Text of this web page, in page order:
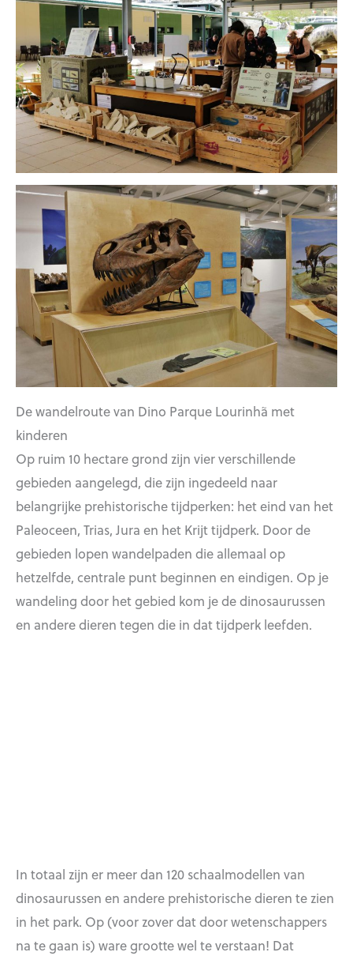
De wandelroute van Dino Parque Lourinhã met
kinderen
Op ruim 10 hectare grond zijn vier verschillende
gebieden aangelegd, die zijn ingedeeld naar
belangrijke prehistorische tijdperken: het eind van het
Paleoceen, Trias, Jura en het Krijt tijdperk. Door de
gebieden lopen wandelpaden die allemaal op
hetzelfde, centrale punt beginnen en eindigen. Op je
wandeling door het gebied kom je de dinosaurussen
en andere dieren tegen die in dat tijdperk leefden.
In totaal zijn er meer dan 120 schaalmodellen van
dinosaurussen en andere prehistorische dieren te zien
in het park. Op (voor zover dat door wetenschappers
na te gaan is) ware grootte wel te verstaan! Dat